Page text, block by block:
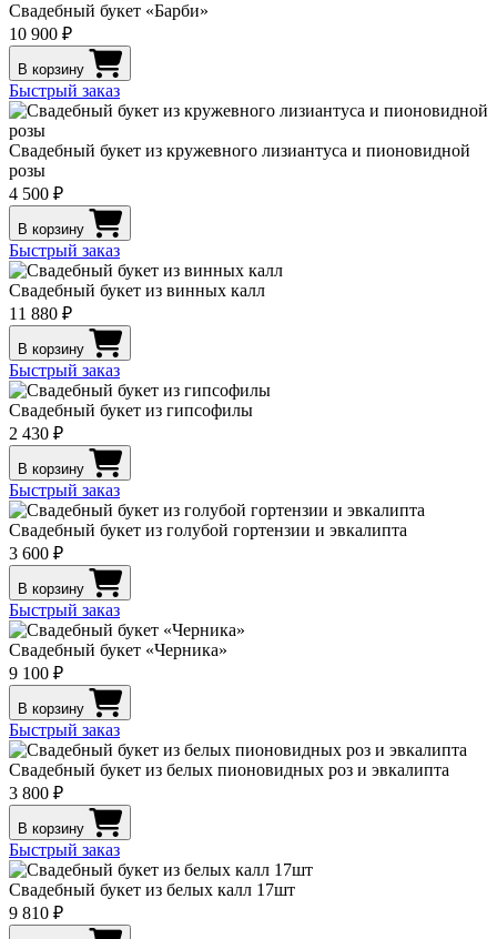
Свадебный букет «Барби»
10 900 ₽
В корзину
Быстрый заказ
Свадебный букет из кружевного лизиантуса и пионовидной
розы
4 500 ₽
В корзину
Быстрый заказ
Свадебный букет из винных калл
11 880 ₽
В корзину
Быстрый заказ
Свадебный букет из гипсофилы
2 430 ₽
В корзину
Быстрый заказ
Свадебный букет из голубой гортензии и эвкалипта
3 600 ₽
В корзину
Быстрый заказ
Свадебный букет «Черника»
9 100 ₽
В корзину
Быстрый заказ
Свадебный букет из белых пионовидных роз и эвкалипта
3 800 ₽
В корзину
Быстрый заказ
Свадебный букет из белых калл 17шт
9 810 ₽